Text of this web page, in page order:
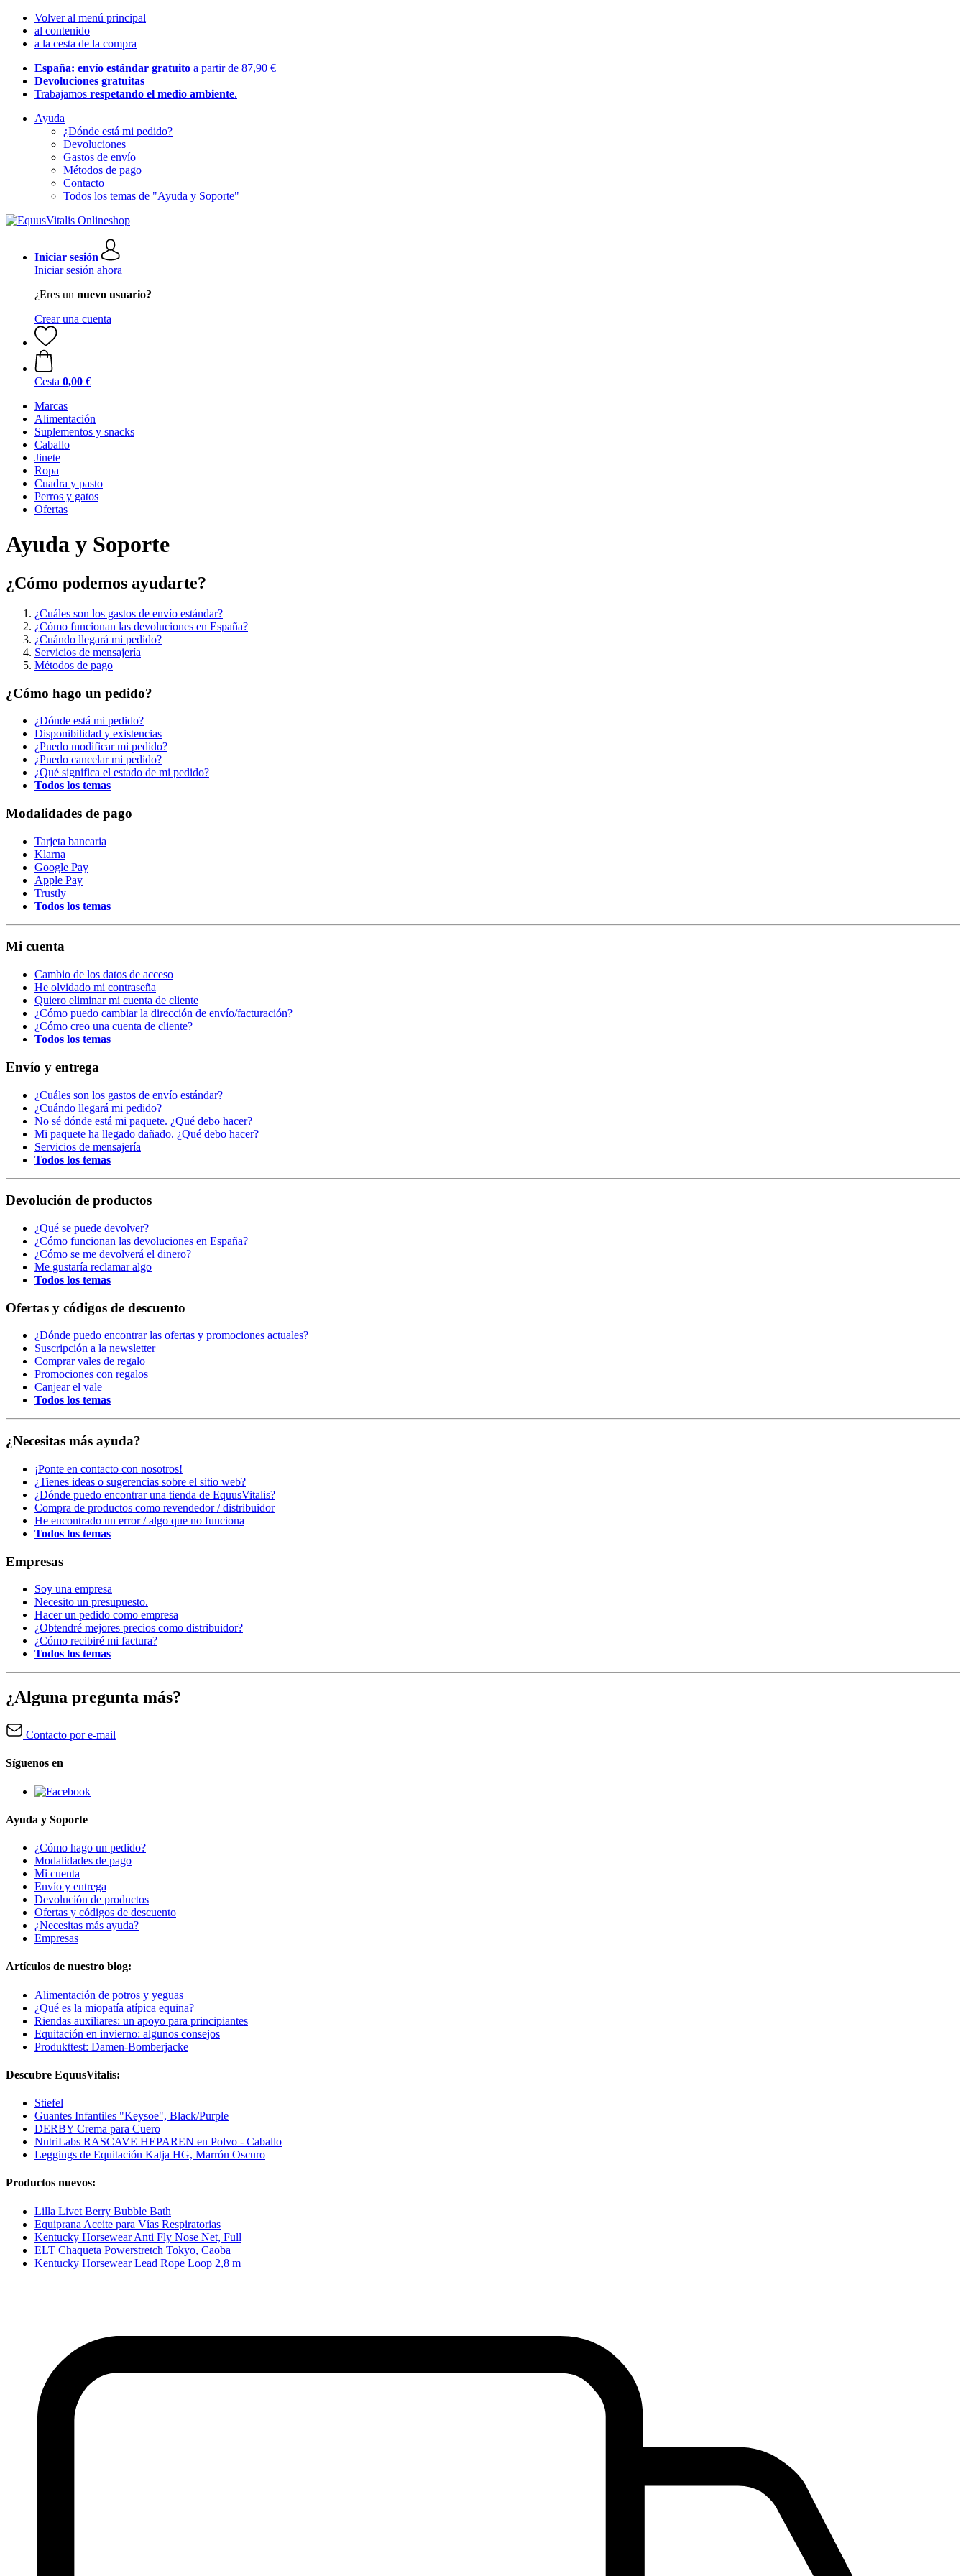
Volver al menú principal
al contenido
a la cesta de la compra
España: envío estándar gratuito a partir de 87,90 €
Devoluciones gratuitas
Trabajamos respetando el medio ambiente.
Ayuda
¿Dónde está mi pedido?
Devoluciones
Gastos de envío
Métodos de pago
Contacto
Todos los temas de "Ayuda y Soporte"
Iniciar sesión
Iniciar sesión ahora
¿Eres un nuevo usuario?
Crear una cuenta
Cesta 0,00 €
Marcas
Alimentación
Suplementos y snacks
Caballo
Jinete
Ropa
Cuadra y pasto
Perros y gatos
Ofertas
Ayuda y Soporte
¿Cómo podemos ayudarte?
¿Cuáles son los gastos de envío estándar?
¿Cómo funcionan las devoluciones en España?
¿Cuándo llegará mi pedido?
Servicios de mensajería
Métodos de pago
¿Cómo hago un pedido?
¿Dónde está mi pedido?
Disponibilidad y existencias
¿Puedo modificar mi pedido?
¿Puedo cancelar mi pedido?
¿Qué significa el estado de mi pedido?
Todos los temas
Modalidades de pago
Tarjeta bancaria
Klarna
Google Pay
Apple Pay
Trustly
Todos los temas
Mi cuenta
Cambio de los datos de acceso
He olvidado mi contraseña
Quiero eliminar mi cuenta de cliente
¿Cómo puedo cambiar la dirección de envío/facturación?
¿Cómo creo una cuenta de cliente?
Todos los temas
Envío y entrega
¿Cuáles son los gastos de envío estándar?
¿Cuándo llegará mi pedido?
No sé dónde está mi paquete. ¿Qué debo hacer?
Mi paquete ha llegado dañado. ¿Qué debo hacer?
Servicios de mensajería
Todos los temas
Devolución de productos
¿Qué se puede devolver?
¿Cómo funcionan las devoluciones en España?
¿Cómo se me devolverá el dinero?
Me gustaría reclamar algo
Todos los temas
Ofertas y códigos de descuento
¿Dónde puedo encontrar las ofertas y promociones actuales?
Suscripción a la newsletter
Comprar vales de regalo
Promociones con regalos
Canjear el vale
Todos los temas
¿Necesitas más ayuda?
¡Ponte en contacto con nosotros!
¿Tienes ideas o sugerencias sobre el sitio web?
¿Dónde puedo encontrar una tienda de EquusVitalis?
Compra de productos como revendedor / distribuidor
He encontrado un error / algo que no funciona
Todos los temas
Empresas
Soy una empresa
Necesito un presupuesto.
Hacer un pedido como empresa
¿Obtendré mejores precios como distribuidor?
¿Cómo recibiré mi factura?
Todos los temas
¿Alguna pregunta más?
Contacto por e-mail
Síguenos en
Ayuda y Soporte
¿Cómo hago un pedido?
Modalidades de pago
Mi cuenta
Envío y entrega
Devolución de productos
Ofertas y códigos de descuento
¿Necesitas más ayuda?
Empresas
Artículos de nuestro blog:
Alimentación de potros y yeguas
¿Qué es la miopatía atípica equina?
Riendas auxiliares: un apoyo para principiantes
Equitación en invierno: algunos consejos
Produkttest: Damen-Bomberjacke
Descubre EquusVitalis:
Stiefel
Guantes Infantiles "Keysoe", Black/Purple
DERBY Crema para Cuero
NutriLabs RASCAVE HEPAREN en Polvo - Caballo
Leggings de Equitación Katja HG, Marrón Oscuro
Productos nuevos:
Lilla Livet Berry Bubble Bath
Equiprana Aceite para Vías Respiratorias
Kentucky Horsewear Anti Fly Nose Net, Full
ELT Chaqueta Powerstretch Tokyo, Caoba
Kentucky Horsewear Lead Rope Loop 2,8 m